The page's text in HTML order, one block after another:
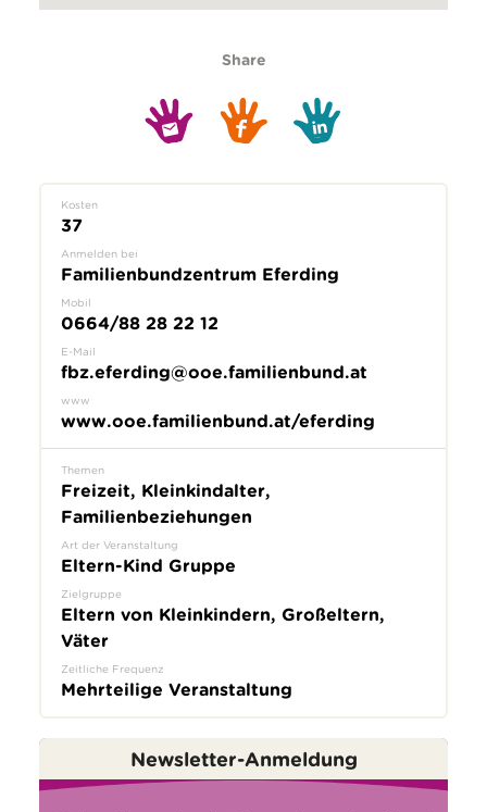
Share
Kosten
37
Anmelden bei
Familienbundzentrum Eferding
Mobil
0664/88 28 22 12
E-Mail
fbz.eferding@ooe.familienbund.at
www
www.ooe.familienbund.at/eferding
Themen
Freizeit, Kleinkindalter,
Familienbeziehungen
Art der Veranstaltung
Eltern-Kind Gruppe
Zielgruppe
Eltern von Kleinkindern, Großeltern,
Väter
Zeitliche Frequenz
Mehrteilige Veranstaltung
Newsletter-Anmeldung